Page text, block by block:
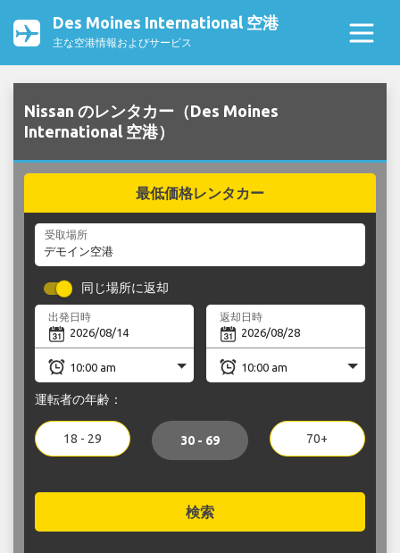
Des Moines International 空港
主な空港情報およびサービス
Nissan のレンタカー（Des Moines
International 空港）
最低価格レンタカー
受取場所
同じ場所に返却
出発日時 返却日時
運転者の年齢：
18 - 29 30 - 69 70+
検索